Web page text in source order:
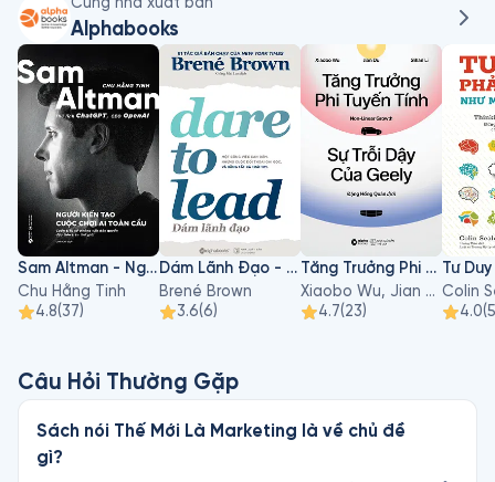
Alphabooks
Sam Altman - Người Kiến Tạo Cuộc Chơi AI Toàn Cầu
Chu Hằng Tinh
4.8(37)
Dám Lãnh Đạo - Dare To Lead
Brené Brown
3.6(6)
Tăng Trưởng Phi Tuyến Tính - Sự Trỗi Dậy Của Geely
Xiaobo Wu, Jian Du, Sihan Li
4.7(23)
Colin
4.0(
Câu Hỏi Thường Gặp
Sách nói Thế Mới Là Marketing là về chủ đề
gì?